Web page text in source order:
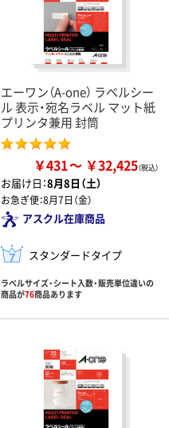
エーワン（A-one） ラベルシー
ル 表示・宛名ラベル マット紙
プリンタ兼用 封筒
￥431 ￥32,425
お届け日：8月8日（土）
お急ぎ便：8月7日（金）
アスクル在庫商品
スタンダードタイプ
ラベルサイズ・シート入数・販売単位違いの
商品が76商品あります